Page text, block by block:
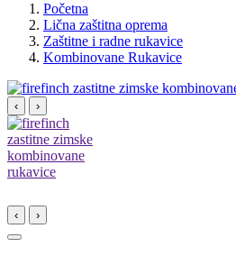
Početna
Lična zaštitna oprema
Zaštitne i radne rukavice
Kombinovane Rukavice
‹ ›
‹ ›